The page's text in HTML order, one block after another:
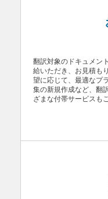
翻訳対象のドキュメン
給いただき、お見積も
望に応じて、最適なプ
集の新規作成など、翻
ざまな付帯サービスも